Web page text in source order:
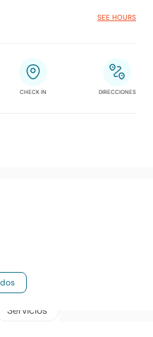
SEE HOURS
CHECK IN DIRECCIONES
Servicios